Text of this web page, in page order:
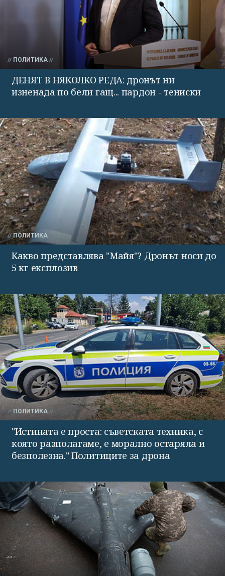
ПОЛИТИКА
ДЕНЯТ В НЯКОЛКО РЕДА: дронът ни
изненада по бели гащ... пардон - тениски
ПОЛИТИКА
Какво представлява "Майя"? Дронът носи до
5 кг експлозив
ПОЛИТИКА
"Истината е проста: съветската техника, с
която разполагаме, е морално остаряла и
безполезна." Политиците за дрона